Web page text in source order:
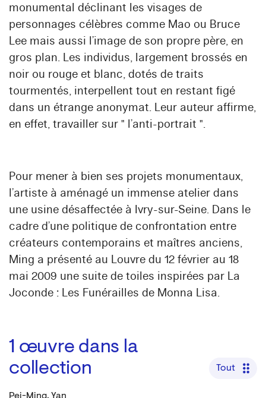
monumental déclinant les visages de
personnages célèbres comme Mao ou Bruce
Lee mais aussi l’image de son propre père, en
gros plan. Les individus, largement brossés en
noir ou rouge et blanc, dotés de traits
tourmentés, interpellent tout en restant figé
dans un étrange anonymat. Leur auteur affirme,
en effet, travailler sur " l’anti-portrait ".
Pour mener à bien ses projets monumentaux,
l’artiste à aménagé un immense atelier dans
une usine désaffectée à Ivry-sur-Seine. Dans le
cadre d’une politique de confrontation entre
créateurs contemporains et maîtres anciens,
Ming a présenté au Louvre du 12 février au 18
mai 2009 une suite de toiles inspirées par La
Joconde : Les Funérailles de Monna Lisa.
1 œuvre dans la
collection
Tout